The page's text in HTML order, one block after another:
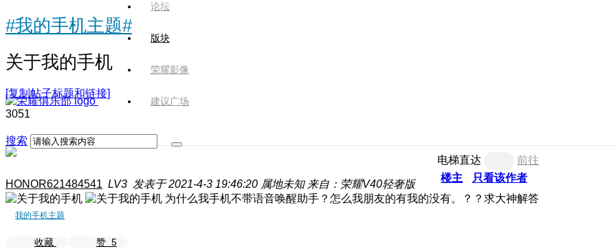
论坛
版块
荣耀影像
建议广场
搜索
#我的手机主题#
关于我的手机
[复制帖子标题和链接]
3051
电梯直达
前往
楼主
只看该作者
HONOR621484541 LV3 发表于 2021-4-3 19:46:20 属地未知 来自：荣耀V40轻奢版
为什么我手机不带语音唤醒助手？怎么我朋友的有我的没有。？？求大神解答
我的手机主题
收藏 赞 5